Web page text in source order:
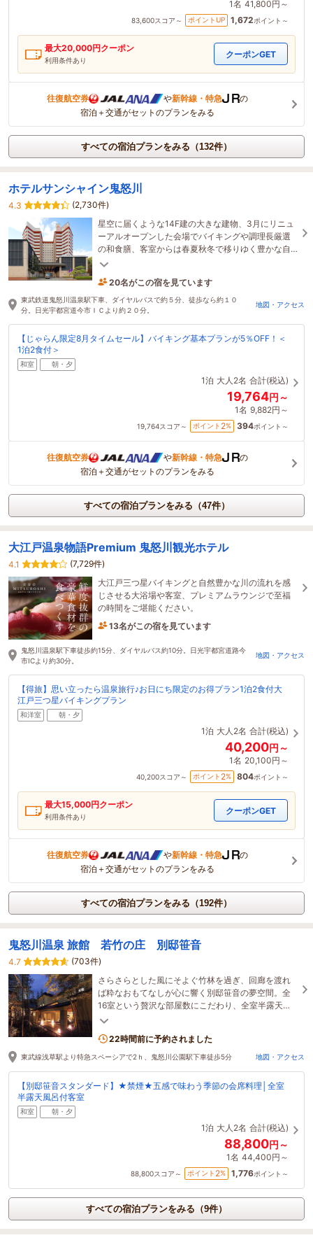
1名 41,800円～
83,600スコア～ ポイントUP 1,672ポイント～
最大20,000円クーポン
利用条件あり
クーポンGET
往復航空券 や新幹線・特急
の
宿泊＋交通がセットのプランをみる
すべての宿泊プランをみる（132件）
ホテルサンシャイン鬼怒川
4.3
(2,730件)
星空に届くような14F建の大きな建物、3月にリニュ
ーアルオープンした会場でバイキングや調理長厳選
の和食膳、客室からは春夏秋冬で移りゆく豊かな自
然の渓谷美が楽しめます。寛ぎのひと時をお過ごし
20名がこの宿を見ています
たった今予約されました
東武鉄道鬼怒川温泉駅下車、ダイヤルバスで約５分、徒歩なら約１０
分。日光宇都宮道今市ＩＣより約２０分。
地図・アクセス
【じゃらん限定8月タイムセール】バイキング基本プランが5％OFF！＜
1泊2食付＞
和室 朝・夕
1泊 大人2名 合計(税込)
19,764円～
1名 9,882円～
19,764スコア～ ポイント 2% 394ポイント～
往復航空券 や新幹線・特急
の
宿泊＋交通がセットのプランをみる
すべての宿泊プランをみる（47件）
大江戸温泉物語Premium 鬼怒川観光ホテル
4.1
(7,729件)
大江戸三つ星バイキングと自然豊かな川の流れを感
じさせる大浴場や客室、プレミアムラウンジで至福
の時間をご堪能ください。
13名がこの宿を見ています
鬼怒川温泉駅下車徒歩約15分、ダイヤルバス約10分。日光宇都宮道路今
市ICより約30分。
地図・アクセス
【得旅】思い立ったら温泉旅行♪お日にち限定のお得プラン1泊2食付大
江戸三つ星バイキングプラン
和洋室 朝・夕
1泊 大人2名 合計(税込)
40,200円～
1名 20,100円～
40,200スコア～ ポイント 2% 804ポイント～
最大15,000円クーポン
利用条件あり
クーポンGET
往復航空券 や新幹線・特急
の
宿泊＋交通がセットのプランをみる
すべての宿泊プランをみる（192件）
鬼怒川温泉 旅館 若竹の庄 別邸笹音
4.7
(703件)
さらさらとした風にそよぐ竹林を過ぎ、回廊を渡れ
ば粋なおもてなしが心に響く別邸笹音の夢空間。全
16室という贅沢な部屋数にこだわり、全室半露天付
きの客室にこだわり、鬼怒川の眺望にもこだわりま
22時間前に予約されました
東武線浅草駅より特急スペーシアで2ｈ、鬼怒川公園駅下車徒歩5分 地図・アクセス
【別邸笹音スタンダード】★禁煙★五感で味わう季節の会席料理│全室
半露天風呂付客室
和室 朝・夕
1泊 大人2名 合計(税込)
88,800円～
1名 44,400円～
88,800スコア～ ポイント 2% 1,776ポイント～
すべての宿泊プランをみる（9件）